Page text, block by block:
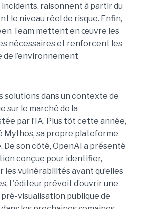
incidents, raisonnent à partir du
le niveau réel de risque. Enfin,
Team mettent en œuvre les
nécessaires et renforcent les
de l’environnement
solutions dans un contexte de
sur le marché de la
par l’IA. Plus tôt cette année,
Mythos, sa propre plateforme
De son côté, OpenAI a présenté
conçue pour identifier,
vulnérabilités avant qu’elles
L'éditeur prévoit d’ouvrir une
visualisation publique de